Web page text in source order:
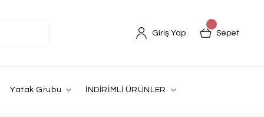
Giriş Yap Sepet
Yatak Grubu İNDİRİMLİ ÜRÜNLER